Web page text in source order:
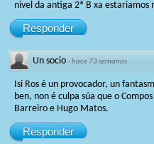
nivel da antiga 2ª B xa
Responder
Un socio ·hace 73 semanas
Isi Ros é un provocador, un
ben, non é culpa súa que o
Barreiro e Hugo Matos.
Responder